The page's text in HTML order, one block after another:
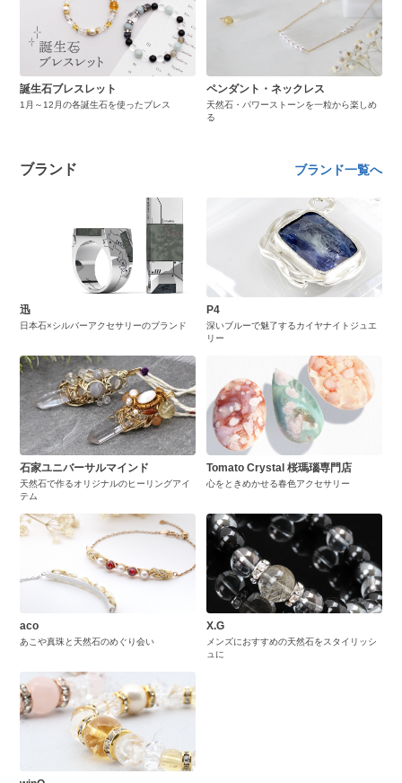
誕生石ブレスレット
1月～12月の各誕生石を使ったブレス
ペンダント・ネックレス
天然石・パワーストーンを一粒から楽しめ
る
ブランド ブランド一覧へ
迅
日本石×シルバーアクセサリーのブランド
P4
深いブルーで魅了するカイヤナイトジュエ
リー
石家ユニバーサルマインド
天然石で作るオリジナルのヒーリングアイ
テム
Tomato Crystal 桜瑪瑙専門店
心をときめかせる春色アクセサリー
aco
あこや真珠と天然石のめぐり会い
X.G
メンズにおすすめの天然石をスタイリッシ
ュに